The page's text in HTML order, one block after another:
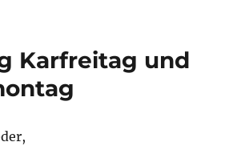
Karfreitag und